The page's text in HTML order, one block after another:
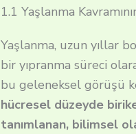
1.1 Yaşlanma
Yaşlanma, uzun yıllar
bir yıpranma süreci
bu geleneksel görüşü
hücresel düzeyde
tanımlanan, bilimsel